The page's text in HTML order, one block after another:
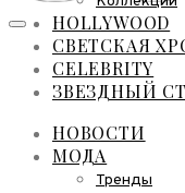
HOLLYWOOD
СВЕТСКАЯ
CELEBRITY
ЗВЕЗДНЫЙ
НОВОСТИ
МОДА
Тренды